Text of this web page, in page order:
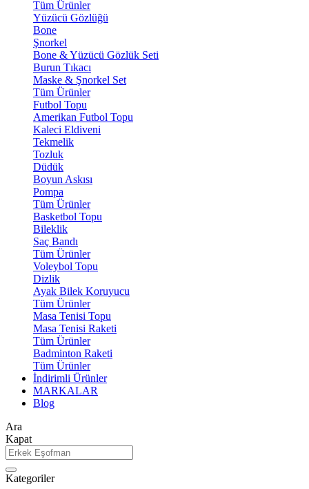
Tüm Ürünler
Yüzücü Gözlüğü
Bone
Şnorkel
Bone & Yüzücü Gözlük Seti
Burun Tıkacı
Maske & Şnorkel Set
Tüm Ürünler
Futbol Topu
Amerikan Futbol Topu
Kaleci Eldiveni
Tekmelik
Tozluk
Düdük
Boyun Askısı
Pompa
Tüm Ürünler
Basketbol Topu
Bileklik
Saç Bandı
Tüm Ürünler
Voleybol Topu
Dizlik
Ayak Bilek Koruyucu
Tüm Ürünler
Masa Tenisi Topu
Masa Tenisi Raketi
Tüm Ürünler
Badminton Raketi
Tüm Ürünler
İndirimli Ürünler
MARKALAR
Blog
Ara
Kapat
Kategoriler